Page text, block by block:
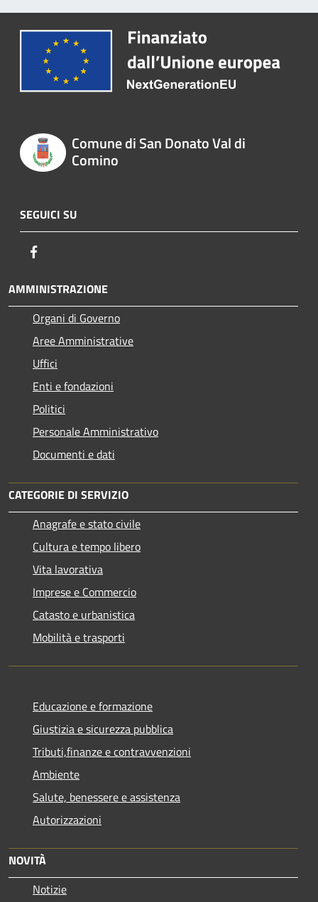
Comune di San Donato Val di
Comino
SEGUICI SU
AMMINISTRAZIONE
Organi di Governo
Aree Amministrative
Uffici
Enti e fondazioni
Politici
Personale Amministrativo
Documenti e dati
CATEGORIE DI SERVIZIO
Anagrafe e stato civile
Cultura e tempo libero
Vita lavorativa
Imprese e Commercio
Catasto e urbanistica
Mobilità e trasporti
Educazione e formazione
Giustizia e sicurezza pubblica
Tributi,finanze e contravvenzioni
Ambiente
Salute, benessere e assistenza
Autorizzazioni
NOVITÀ
Notizie